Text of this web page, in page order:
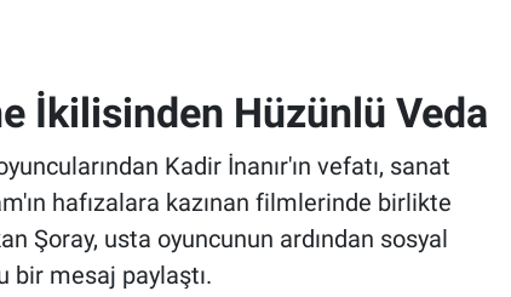
İkilisinden Hüzünlü Veda
Kadir İnanır'ın vefatı, sanat
hafızalara kazınan filmlerinde birlikte
Şoray, usta oyuncunun ardından sosyal
bir mesaj paylaştı.